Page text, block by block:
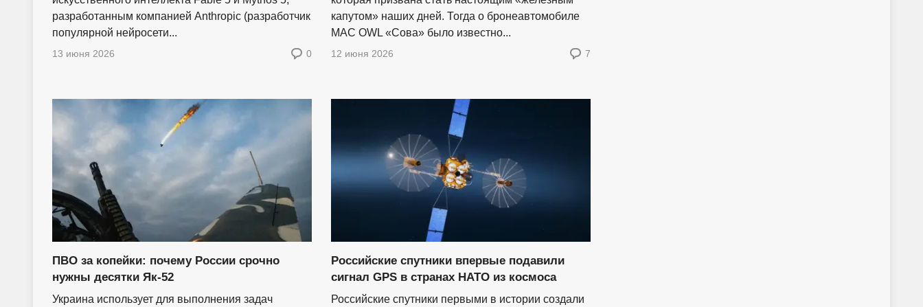
разработанным компанией Anthropic (разработчик
популярной нейросети...
13 июня 2026 0
капутом» наших дней. Тогда о бронеавтомобиле
MAC OWL «Сова» было известно...
12 июня 2026 7
ПВО за копейки: почему России срочно
нужны десятки Як-52
Украина использует для выполнения задач
Российские спутники впервые подавили
сигнал GPS в странах НАТО из космоса
Российские спутники первыми в истории создали